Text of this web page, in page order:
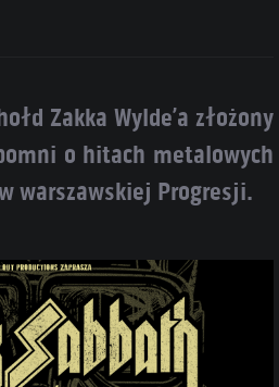
Zakka Wylde’a złożony
o hitach metalowych
warszawskiej Progresji.